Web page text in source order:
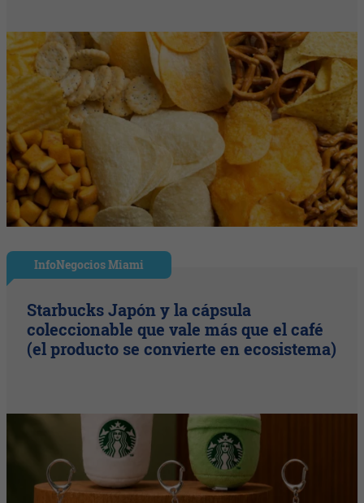
InfoNegocios Miami
Starbucks Japón y la cápsula
coleccionable que vale más que el café
(el producto se convierte en ecosistema)